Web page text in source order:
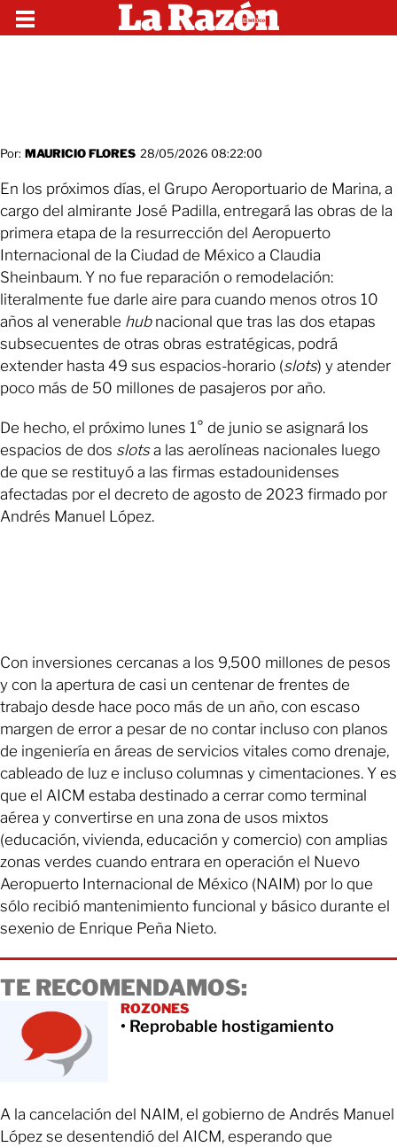
Por: MAURICIO FLORES 28/05/2026 08:22:00
En los próximos días, el Grupo Aeroportuario de Marina, a
cargo del almirante José Padilla, entregará las obras de la
primera etapa de la resurrección del Aeropuerto
Internacional de la Ciudad de México a Claudia
Sheinbaum. Y no fue reparación o remodelación:
literalmente fue darle aire para cuando menos otros 10
años al venerable hubnacional que tras las dos etapas
subsecuentes de otras obras estratégicas, podrá
extender hasta 49 sus espacios-horario (slots) y atender
poco más de 50 millones de pasajeros por año.
De hecho, el próximo lunes 1° de junio se asignará los
espacios de dos slotsa las aerolíneas nacionales luego
de que se restituyó a las firmas estadounidenses
afectadas por el decreto de agosto de 2023 firmado por
Andrés Manuel López.
Con inversiones cercanas a los 9,500 millones de pesos
y con la apertura de casi un centenar de frentes de
trabajo desde hace poco más de un año, con escaso
margen de error a pesar de no contar incluso con planos
de ingeniería en áreas de servicios vitales como drenaje,
cableado de luz e incluso columnas y cimentaciones. Y es
que el AICM estaba destinado a cerrar como terminal
aérea y convertirse en una zona de usos mixtos
(educación, vivienda, educación y comercio) con amplias
zonas verdes cuando entrara en operación el Nuevo
Aeropuerto Internacional de México (NAIM) por lo que
sólo recibió mantenimiento funcional y básico durante el
sexenio de Enrique Peña Nieto.
TE RECOMENDAMOS:
ROZONES
• Reprobable hostigamiento
A la cancelación del NAIM, el gobierno de Andrés Manuel
López se desentendió del AICM, esperando que